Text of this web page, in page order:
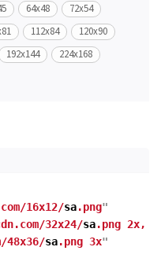
64x48
72x54
112x84
120x90
192x144
224x168
16x12/sa.png"
32x24/sa.png 2x,
sa.png 3x"